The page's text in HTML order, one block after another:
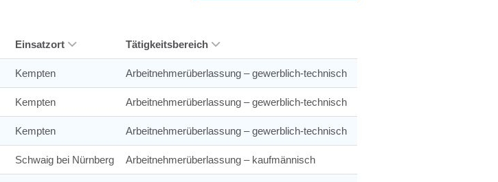
Einsatzort Tätigkeitsbereich
Kempten Arbeitnehmerüberlassung – gewerblich-technisch
Kempten Arbeitnehmerüberlassung – gewerblich-technisch
Kempten Arbeitnehmerüberlassung – gewerblich-technisch
Schwaig bei Nürnberg Arbeitnehmerüberlassung – kaufmännisch